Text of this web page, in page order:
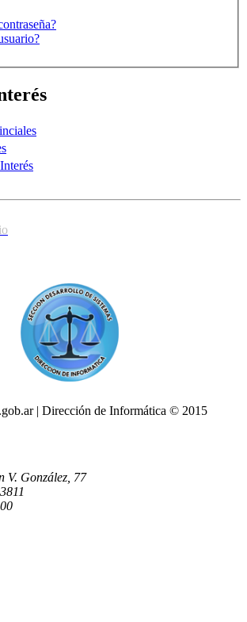
| Dirección de Informática © 2015
V. González, 77